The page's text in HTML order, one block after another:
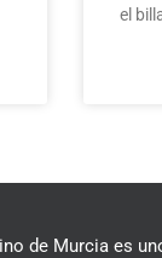
el
de Murcia es